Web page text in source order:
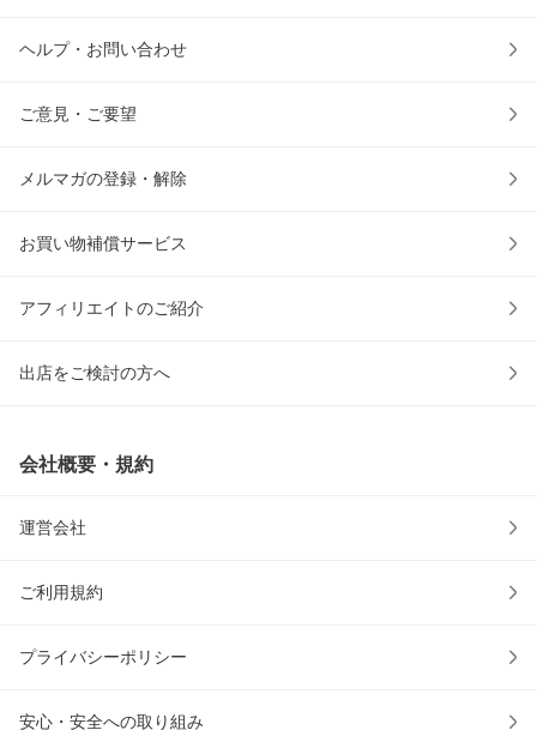
ヘルプ・お問い合わせ
ご意見・ご要望
メルマガの登録・解除
お買い物補償サービス
アフィリエイトのご紹介
出店をご検討の方へ
会社概要・規約
運営会社
ご利用規約
プライバシーポリシー
安心・安全への取り組み